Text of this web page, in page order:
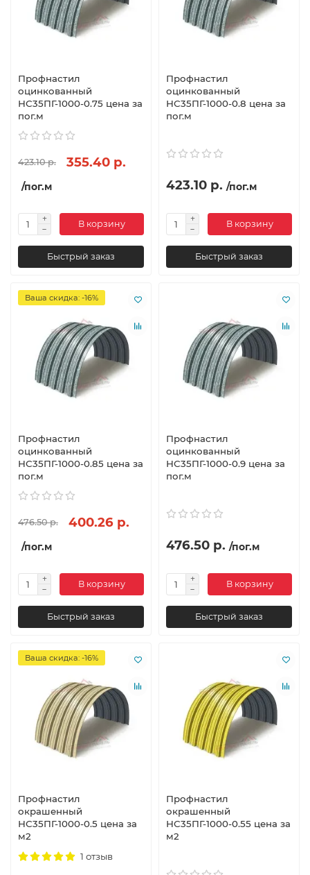
Профнастил
оцинкованный
НС35ПГ-1000-0.75 цена за
пог.м
423.10 р. 355.40 р.
/пог.м
В корзину
Быстрый заказ
Профнастил
оцинкованный
НС35ПГ-1000-0.8 цена за
пог.м
423.10 р. /пог.м
В корзину
Быстрый заказ
Ваша скидка: -16%
Профнастил
оцинкованный
НС35ПГ-1000-0.85 цена за
пог.м
476.50 р. 400.26 р.
/пог.м
В корзину
Быстрый заказ
Профнастил
оцинкованный
НС35ПГ-1000-0.9 цена за
пог.м
476.50 р. /пог.м
В корзину
Быстрый заказ
Ваша скидка: -16%
Профнастил
окрашенный
НС35ПГ-1000-0.5 цена за
м2
1 отзыв
Профнастил
окрашенный
НС35ПГ-1000-0.55 цена за
м2